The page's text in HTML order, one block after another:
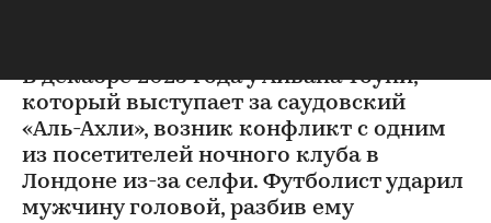
В декабре 2025 года у Айвана Тоуни,
который выступает за саудовский
«Аль-Ахли», возник конфликт с одним
из посетителей ночного клуба в
Лондоне из-за селфи. Футболист ударил
мужчину головой, разбив ему